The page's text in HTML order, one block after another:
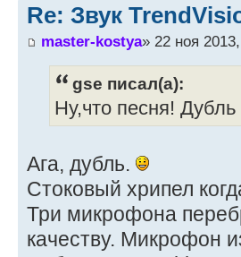
Re: Звук
master-kostya» 22 ноя
gse писал(а):
Ну,что песня!
Ага, дубль.
Стоковый хрипел
Три микрофона
качеству. Микрофон